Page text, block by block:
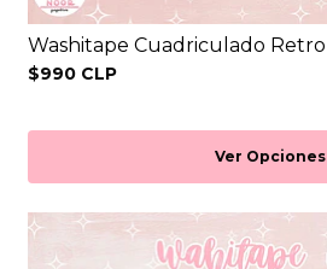
Washitape Cuadriculado Retro
$990 CLP
Ver Opciones